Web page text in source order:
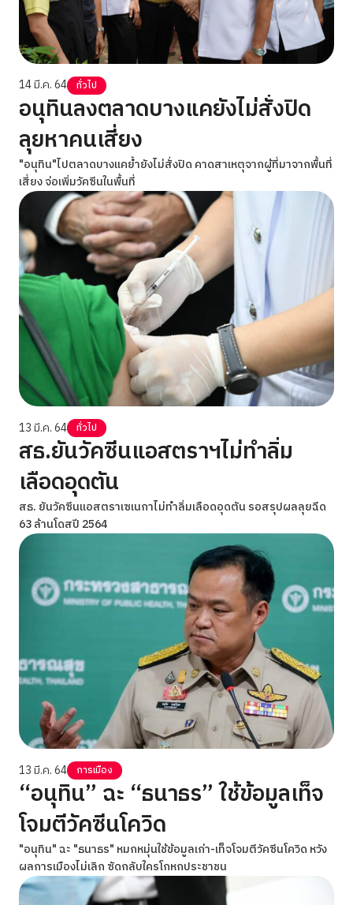
14 มี.ค. 64 ทั่วไป
อนุทินลงตลาดบางแคยังไม่สั่งปิด
ลุยหาคนเสี่ยง
"อนุทิน"ไปตลาดบางแคย้ำยังไม่สั่งปิด คาดสาเหตุจากผู้ที่มาจากพื้นที่
เสี่ยง จ่อเพิ่มวัคซีนในพื้นที่
13 มี.ค. 64 ทั่วไป
สธ.ยันวัคซีนแอสตราฯไม่ทำลิ่ม
เลือดอุดตัน
สธ. ยันวัคซีนแอสตราเซเนกาไม่ทำลิ่มเลือดอุดตัน รอสรุปผลลุยฉีด
63 ล้านโดสปี 2564
13 มี.ค. 64 การเมือง
“อนุทิน” ฉะ “ธนาธร” ใช้ข้อมูลเท็จ
โจมตีวัคซีนโควิด
"อนุทิน" ฉะ "ธนาธร" หมกหมุ่นใช้ข้อมูลเก่า-เท็จโจมตีวัคซีนโควิด หวัง
ผลการเมืองไม่เลิก ซัดกลับใครโกหกประชาชน